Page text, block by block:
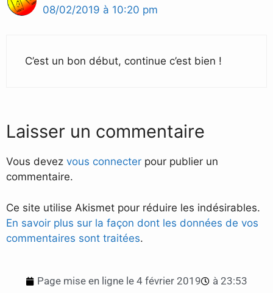
08/02/2019 à 10:20 pm
C’est un bon début, continue c’est bien !
Laisser un commentaire
Vous devez vous connecter pour publier un
commentaire.
Ce site utilise Akismet pour réduire les indésirables.
En savoir plus sur la façon dont les données de vos
commentaires sont traitées.
Page mise en ligne le 4 février 2019 à 23:53